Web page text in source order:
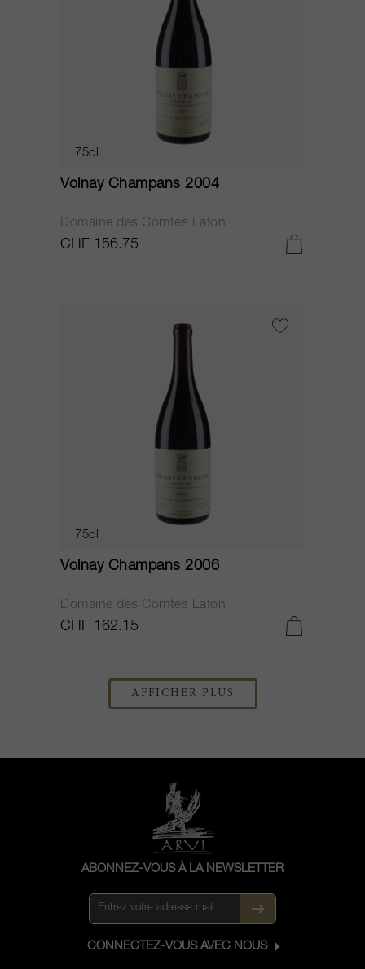
75cl
Volnay Champans 2004
Domaine des Comtes Lafon
CHF 156.75
75cl
Volnay Champans 2006
Domaine des Comtes Lafon
CHF 162.15
AFFICHER PLUS
ABONNEZ-VOUS À LA NEWSLETTER
CONNECTEZ-VOUS AVEC NOUS